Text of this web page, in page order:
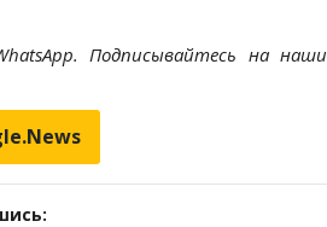
Подписывайтесь на наши